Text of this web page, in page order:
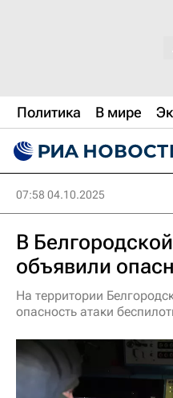
Политика В мире
07:58 04.10.2025
В
объявили
На территории
опасность атаки